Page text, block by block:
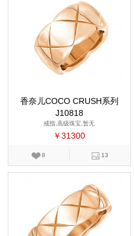
香奈儿COCO CRUSH系列
J10818
戒指,高级珠宝,暂无
￥31300
8 13